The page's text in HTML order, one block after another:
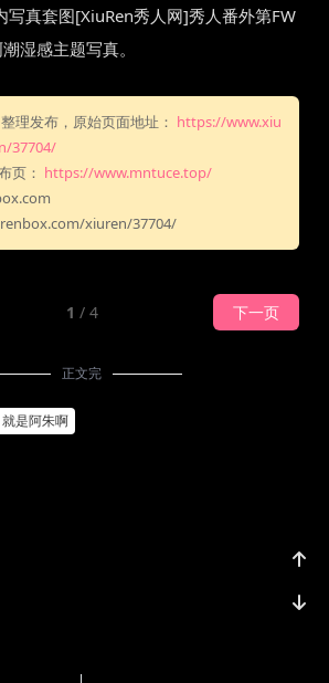
写真套图[XiuRen秀人网]秀人番外第FW
湿感主题写真。
理发布，原始页面地址： https://www.xiu
37704/
页： https://www.mntuce.top/
xiuren/37704/
1 / 4 下一页
正文完
就是阿朱啊